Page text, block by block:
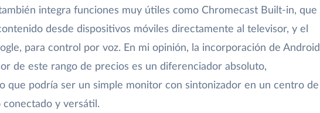
integra funciones muy útiles como Chromecast Built-in, que
desde dispositivos móviles directamente al televisor, y el
para control por voz. En mi opinión, la incorporación de Android
de este rango de precios es un diferenciador absoluto,
que podría ser un simple monitor con sintonizador en un centro de
y versátil.